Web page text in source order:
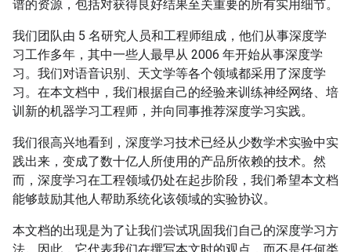
谱的资源，包括对获得良好结果至关重要的所有实用细节。
我们团队由 5 名研究人员和工程师组成，他们从事深度学
习工作多年，其中一些人最早从 2006 年开始从事深度学
习。我们对语音识别、天文学等各个领域都采用了深度学
习。在本文档中，我们根据自己的经验来训练神经网络、培
训新的机器学习工程师，并向同事推荐深度学习实践。
我们很高兴地看到，深度学习技术已经从少数学术实验中实
践出来，变成了数十亿人所使用的产品所依赖的技术。然
而，深度学习在工程领域仍处在起步阶段，我们希望本文档
能够鼓励其他人帮助系统化该领域的实验协议。
本文档的出现是为了让我们尝试巩固我们自己的深度学习方